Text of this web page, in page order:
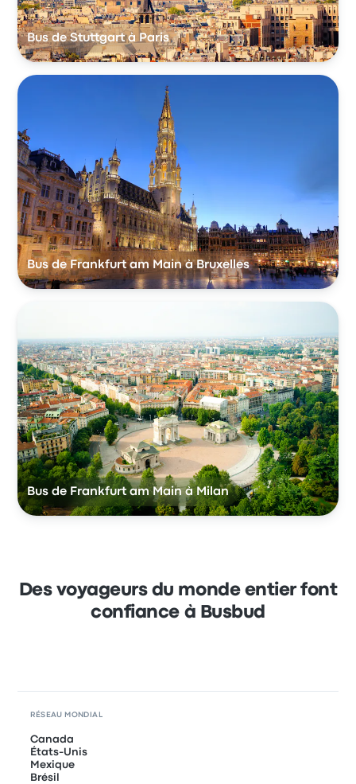
Bus de Stuttgart à Paris
Bus de Frankfurt am Main à Bruxelles
Bus de Frankfurt am Main à Milan
Des voyageurs du monde entier font
confiance à Busbud
RÉSEAU MONDIAL
Canada
États-Unis
Mexique
Brésil